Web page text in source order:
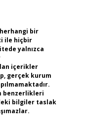
bir
ile hiçbir
yalnızca
içerikler
gerçek kurum
benzerlikleri
bilgiler taslak